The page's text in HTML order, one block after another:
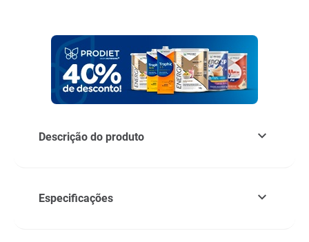
Descrição do produto
Especificações